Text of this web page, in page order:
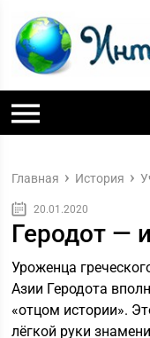
Главная История
20.01.2020
Геродот —
Уроженца
Азии Геродота
«отцом истории».
лёгкой руки